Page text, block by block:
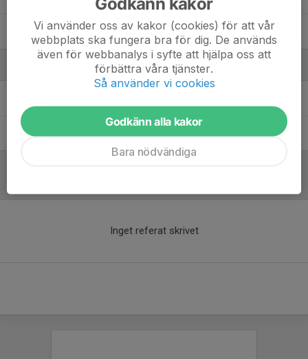
Vincent Borgström Lindahl
match/cupansvarig
Jens NielsenHuvudledare match/cupansvarig
Inget referat skrivet
Vi använder oss av kakor (cookies) för att vår
webbplats ska fungera bra för dig. De används
även för webbanalys i syfte att hjälpa oss att
förbättra våra tjänster.
Så använder vi cookies
Godkänn alla kakor
Bara nödvändiga